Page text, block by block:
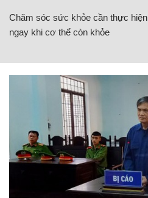
Chăm sóc sức khỏe cần thực hiện
ngay khi cơ thể còn khỏe